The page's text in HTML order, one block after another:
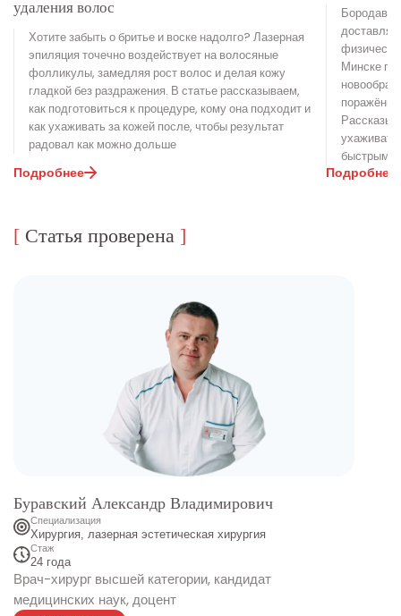
удаления волос
Хотите забыть о бритье и воске надолго? Лазерная
эпиляция точечно воздействует на волосяные
фолликулы, замедляя рост волос и делая кожу
гладкой без раздражения. В статье рассказываем,
как подготовиться к процедуре, кому она подходит и
как ухаживать за кожей после, чтобы результат
радовал как можно дольше
Подробнее
Минске
быстрым и
Подробнее
[ Статья проверена ]
Буравский Александр Владимирович
Специализация
Хирургия, лазерная эстетическая хирургия
Стаж
24 года
Врач-хирург высшей категории, кандидат
медицинских наук, доцент